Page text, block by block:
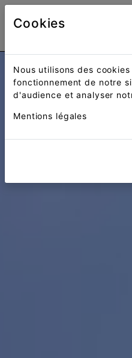
Cookies
Nous utilisons des
fonctionnement de notre
d'audience et analyser
Mentions légales